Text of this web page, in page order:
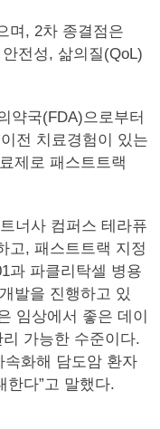
며, 2차 종결점은
전성, 삶의질(QoL)
약국(FDA)으로부터
전 치료경험이 있는
제로 패스트트랙
너사 컴퍼스 테라퓨
고, 패스트트랙 지정
과 파클리탁셀 병용
발을 진행하고 있
임상에서 좋은 데이
가능한 수준이다.
속화해 담도암 환자
한다”고 말했다.